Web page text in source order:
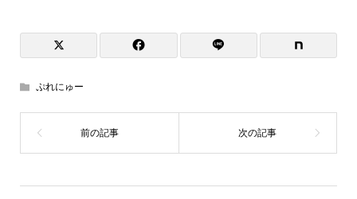
ぷれにゅー